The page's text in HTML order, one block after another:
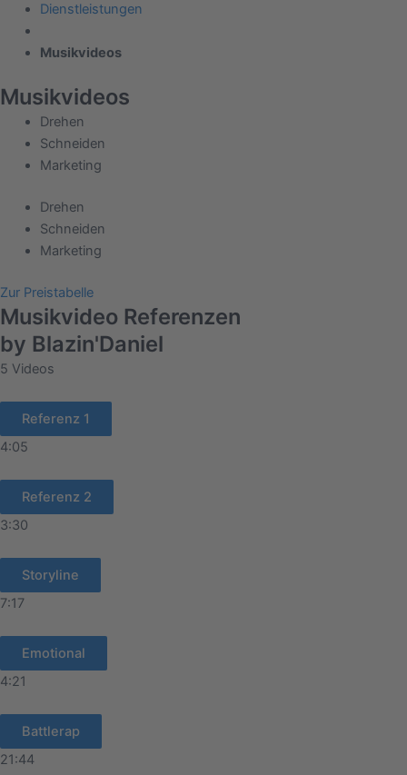
Dienstleistungen
Musikvideos
Musikvideos
Drehen
Schneiden
Marketing
Drehen
Schneiden
Marketing
Zur Preistabelle
Musikvideo Referenzen
by Blazin'Daniel
5 Videos
Referenz 1
4:05
Referenz 2
3:30
Storyline
7:17
Emotional
4:21
Battlerap
21:44